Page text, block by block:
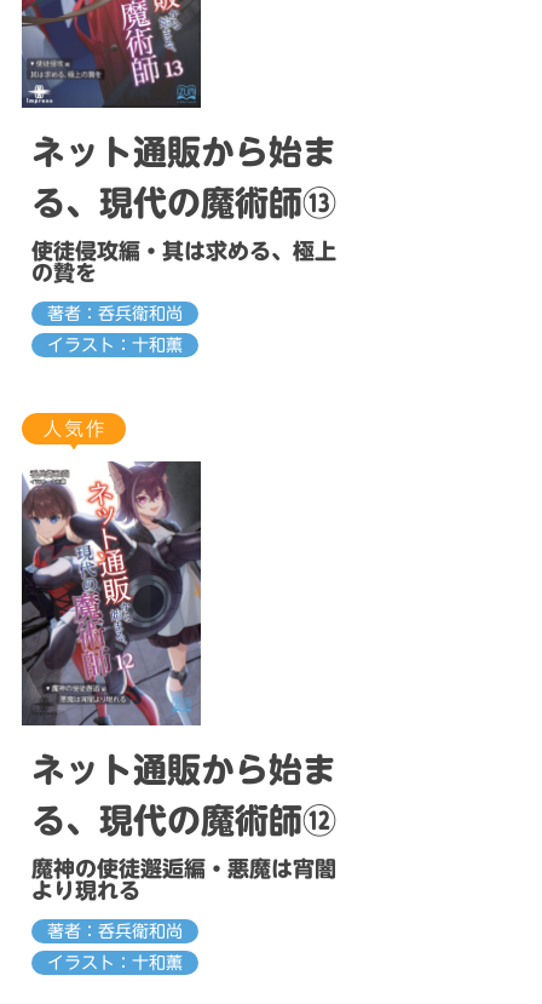
ネット通販から始ま
る、現代の魔術師⑬
使徒侵攻編・其は求める、極上
の贄を
著者：呑兵衛和尚
イラスト：十和薫
ネット通販から始ま
る、現代の魔術師⑫
魔神の使徒邂逅編・悪魔は宵闇
より現れる
著者：呑兵衛和尚
イラスト：十和薫